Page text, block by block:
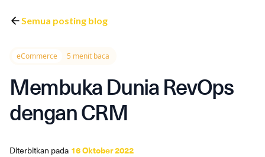
Semua posting blog
eCommerce 5 menit baca
Membuka Dunia RevOps
dengan CRM
Diterbitkan pada 16 Oktober 2022